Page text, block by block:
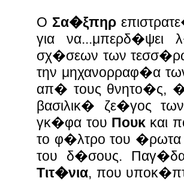
Ο Σα�ξπηρ
για
σχ�σεων των
την μηχανορραφ�α
απ� τους θνητο�ς,
βασιλικ� ζε�γος
γκ�φα του Πουκ και
το φ�λτρο του
του δ�σους.
Τιτ�νια, που